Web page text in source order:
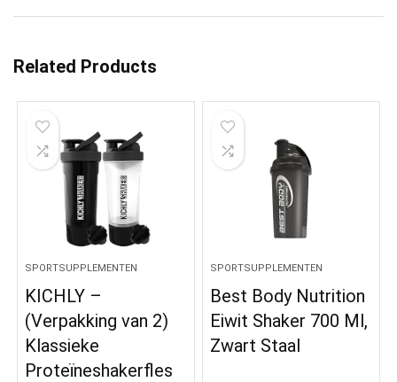
Related Products
SPORTSUPPLEMENTEN
KICHLY –
(Verpakking van 2)
Klassieke
Proteïneshakerfles
SPORTSUPPLEMENTEN
Best Body Nutrition
Eiwit Shaker 700 Ml,
Zwart Staal